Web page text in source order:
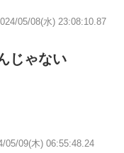
05/08(水) 23:08:10.87
じゃない
05/09(木) 06:55:48.24